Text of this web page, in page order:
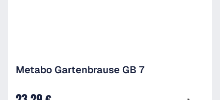
Metabo Gartenbrause GB 7